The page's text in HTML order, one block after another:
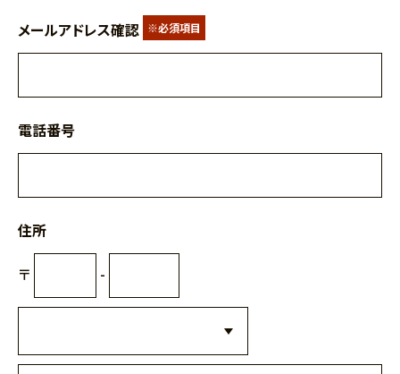
メールアドレス確認 ※必須項目
電話番号
住所
〒 -